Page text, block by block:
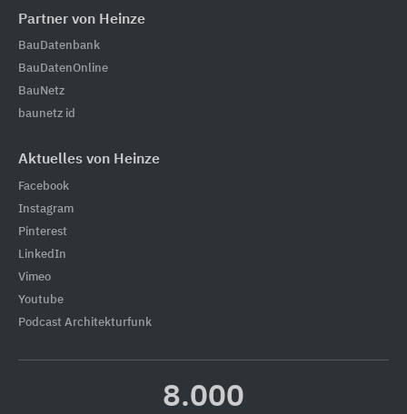
Partner von Heinze
BauDatenbank
BauDatenOnline
BauNetz
baunetz id
Aktuelles von Heinze
Facebook
Instagram
Pinterest
LinkedIn
Vimeo
Youtube
Podcast Architekturfunk
8.000